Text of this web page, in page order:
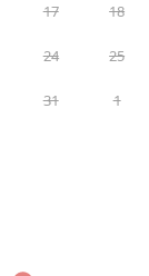
17 18
24 25
31 1